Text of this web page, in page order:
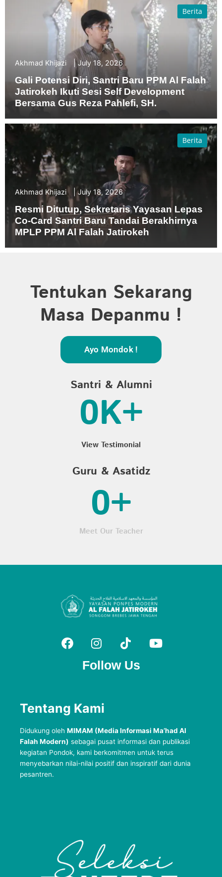
Akhmad Khijazi July 18, 2026
Gali Potensi Diri, Santri Baru PPM Al Falah
Jatirokeh Ikuti Sesi Self Development
Bersama Gus Reza Pahlefi, SH.
Berita
Akhmad Khijazi July 18, 2026
Resmi Ditutup, Sekretaris Yayasan Lepas
Co-Card Santri Baru Tandai Berakhirnya
MPLP PPM Al Falah Jatirokeh
Berita
Tentukan Sekarang
Masa Depanmu !
Ayo Mondok !
Santri & Alumni
0K+
View Testimonial
Guru & Asatidz
0+
Meet Our Teacher
Follow Us
Tentang Kami
Didukung oleh MIMAM (Media Informasi Ma’had Al
Falah Modern) sebagai pusat informasi dan publikasi
kegiatan Pondok, kami berkomitmen untuk terus
menyebarkan nilai-nilai positif dan inspiratif dari dunia
pesantren.